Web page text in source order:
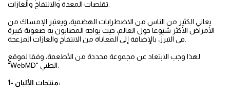
يعاني الكثير من الناس من الاضطرابات الهضمية، ويعتبر الإمساك من
الأمراض الأكثر شيوعا حول العالم، حيث يواجه المصابون به صعوبة كبيرة
لهذا وجب الابتعاد عن مجموعة محددة من الأطعمة، وفقا لموقع
1- منتجات الألبان: